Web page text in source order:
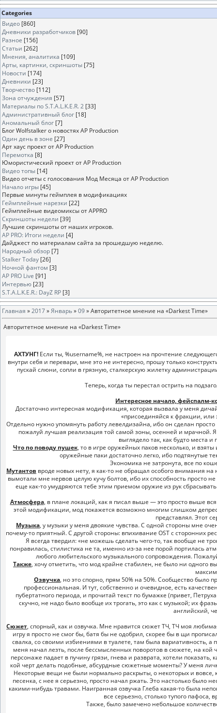
Categories
Видео [860]
Дневники разработчиков [90]
Разное [156]
Статьи [262]
Мнения, аналитика [109]
Арты, картинки, скриншоты [75]
Новости [174]
Дневники [23]
Творчество [112]
Зона отчуждения [57]
Материалы по S.T.A.L.K.E.R. 2 [33]
Административный блог [18]
Аномальный блог [7]
Блог Wolfstalker о новостях AP Production
Один день в зоне [27]
Арт хаус проект от AP Production
Перемотка [8]
Юмористический проект от AP Production
Видео топы [14]
Видео отчеты с голосования Мод Месяца от AP Production
Начало игры [45]
Первые минуты геймплея в модификациях
Геймплейные нарезки [22]
Геймплейные видеомиксы от APPRO
Скриншоты недели [39]
Лучшие скриншоты от наших игроков.
AP PRO: Итоги недели [4]
Дайджест по материалам сайта за прошедшую неделю.
Народный обзор [7]
Stalker Today [26]
Ночной фантом [3]
AP PRO Live [91]
Интервью [23]
S.T.A.L.K.E.R.: DayZ RP [3]
Главная »2017»Январь»09» Авторитетное мнение на «Darkest Time»
Авторитетное мнение на «Darkest Time»
АХТУНГ! Если ты, %username%, не настроен на прочтение
внутри себя и перевари, мне это не интересно, прошу только
пускай слюни, сопли в грязную, сталкерскую жилетку
Теперь, когда ты перестал острить на
Интересное начало, фейспалм-
Достаточно интересная модификация, которая вызвала у меня
«присоединяйся к фракции,
Отдельно нужно упомянуть работу левелдизайна, ибо он сделан
пожалуй лучшая реализация той самой зоны, осенней и мрачной.
выглядело так, как будто места
Что по поводу пушек, то в игре оружейных паков несколько, и
оружейные паки достаточно легко, ибо подтянутые
Экономика не затронута, все по
Мутантов вроде новых нету, я как-то не обращал особого внимания
вымотали мне нервов целую кучу болтов, ибо их способность просто
еще как-то умудряются тебе этим приемом оружие из рук
Атмосфера, в плане локаций, как я писал выше — это просто выше
этой модификации, мод покажется возможно многим слишком
представлял. Этот
Музыка, у музыки у меня двоякие чувства. С одной стороны мне
почему-то приятный. С другой стороны: впихивание OST с сторонних
Я всегда твердил: «не можешь сделать чего-то, так вообще не
понравилась, стилистика не та, именно из-за нее порой портилась
любого любительского музыкального сопровождения.
Также, хочу отметить, что мод крайне стабилен, не было ни одного
Озвучка, но это спорно, прям 50% на 50%. Сообщество было
профессиональная. И тут, собственно и очевидное, есть
пубертатного периода, и прочитай текст по бумажке (привет,
скучно, не надо было вообще их трогать, это как с музыкой; их
английский,
Сюжет, спорный, как и озвучка. Мне нравится сюжет ТЧ, ТЧ моя
игру я просто не смог бы, батя бы не одобрил, скорее бы в щи
свалка, со своими избиениями в туалете, там была вариативность,
меня начал лезть, после бессмысленных поворотов в сюжете, на кой
персонаже падает в пучину грязи, гнева и разврата, хотели
кой черт делать подобные, абсурдные сюжетные моменты? У меня
Некоторые вещи не были нормально раскрыты, о некоторых и вовсе,
песенка, с нее я серьезно, просто начал ржать. Это настолько было
какими-нибудь травами. Наигранная озвучка Глеба какая-то была
все серьезно, столько тупого
Также, было замечено небольшое